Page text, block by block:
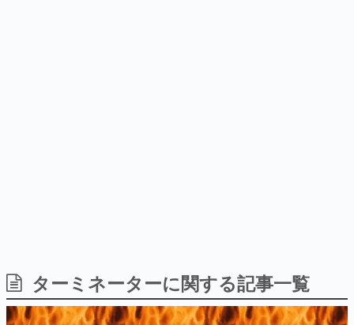
「経験値」「裏技」「ラスボス」… ゲームにまつわる言葉
の起源や用法の変遷を、コンピューター文化史研究家・タ
イニーP氏が徹底調査。
ターミネーターに関する記事一覧